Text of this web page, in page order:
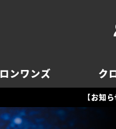
ロンワンズ ク
【お知